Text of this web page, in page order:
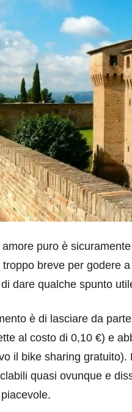
puro è
breve per godere
dare qualche spunto
è di lasciare da
al costo di 0,10 €) e
il bike sharing
quasi ovunque e